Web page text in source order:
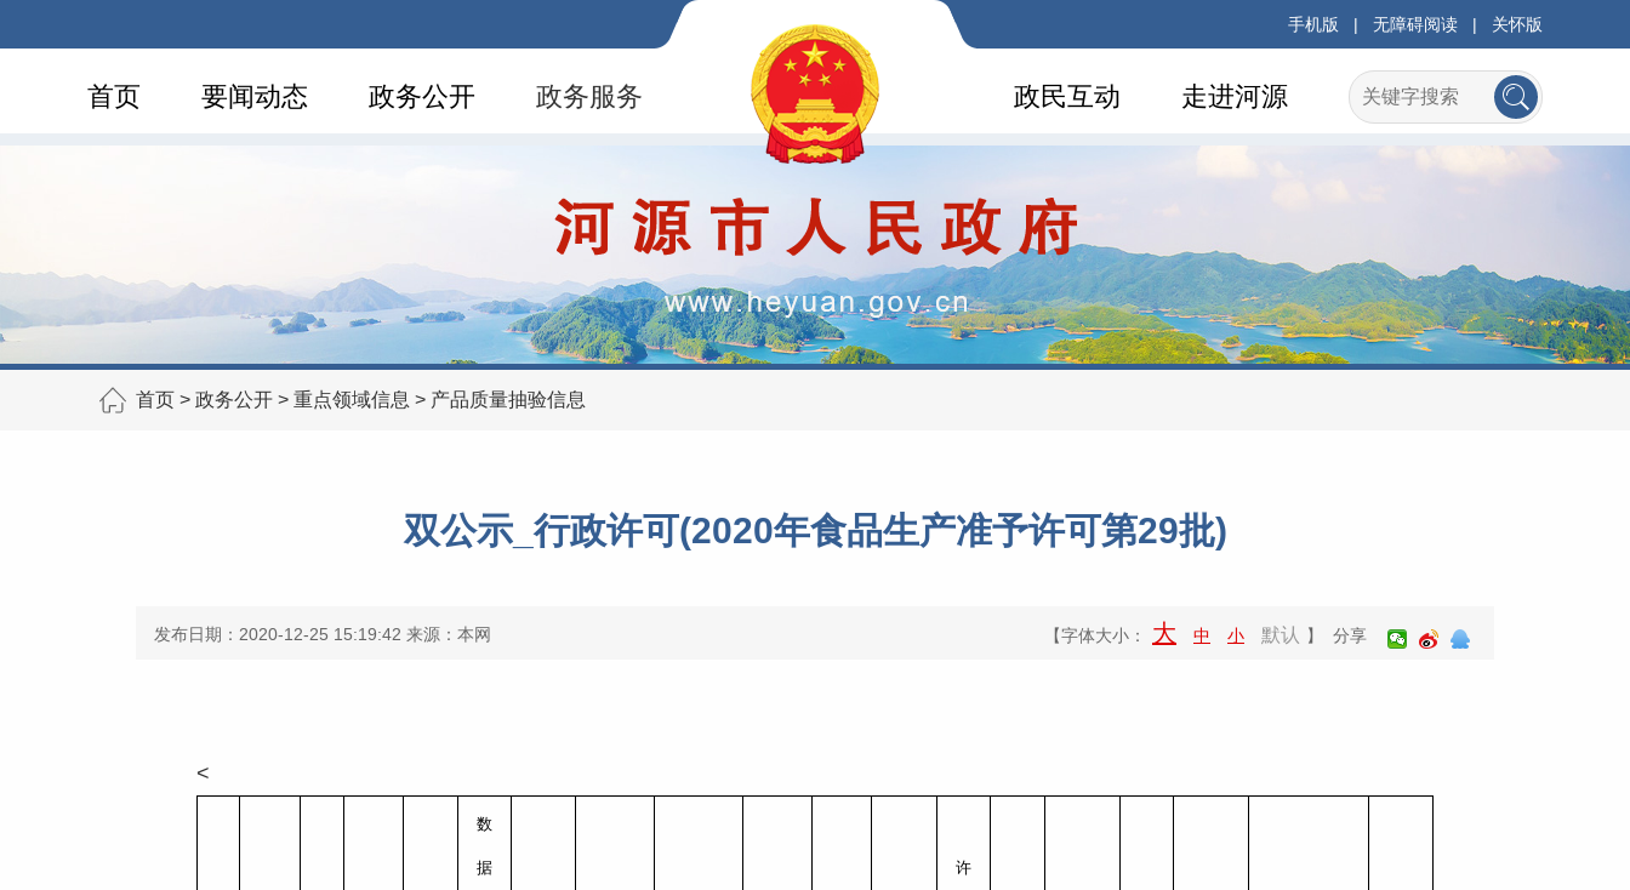
手机版 | 无障碍阅读 | 关怀版
首页 要闻动态 政务公开 政务服务 走进河源
政民互动
首页 > 政务公开 > 重点领域信息 > 产品质量抽验信息
双公示_行政许可(2020年食品生产准予许可第29批)
发布日期：2020-12-25 15:19:42 来源：本网 【字体大小： 大 中 小 默认 】 分享
<
数
据 许